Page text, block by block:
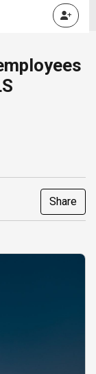
Share